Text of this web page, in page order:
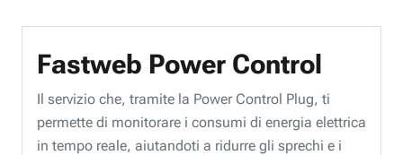
Fastweb Power Control
Il servizio che, tramite la Power Control Plug, ti
permette di monitorare i consumi di energia elettrica
in tempo reale, aiutandoti a ridurre gli sprechi e i